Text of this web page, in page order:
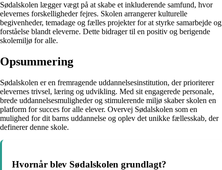
Sødalskolen lægger vægt på at skabe et inkluderende samfund, hvor
elevernes forskelligheder fejres. Skolen arrangerer kulturelle
begivenheder, temadage og fælles projekter for at styrke samarbejde og
forståelse blandt eleverne. Dette bidrager til en positiv og berigende
skolemiljø for alle.
Opsummering
Sødalskolen er en fremragende uddannelsesinstitution, der prioriterer
elevernes trivsel, læring og udvikling. Med sit engagerede personale,
brede uddannelsesmuligheder og stimulerende miljø skaber skolen en
platform for succes for alle elever. Overvej Sødalskolen som en
mulighed for dit barns uddannelse og oplev det unikke fællesskab, der
definerer denne skole.
Hvornår blev Sødalskolen grundlagt?